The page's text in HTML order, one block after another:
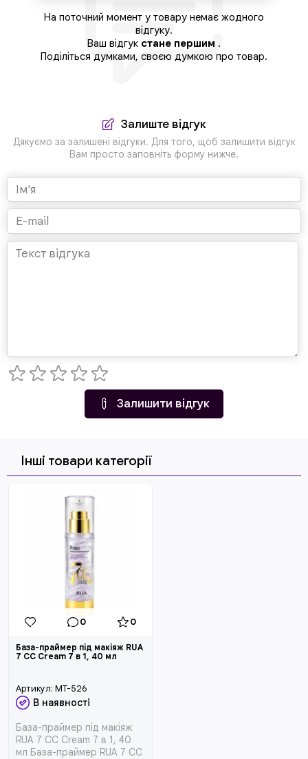
На поточний момент у товару немає жодного
відгуку.
Ваш відгук стане першим .
Поділіться думками, своєю думкою про товар.
Залиште відгук
Дякуємо за залишені відгуки. Для того, щоб залишити відгук
Вам просто заповніть форму нижче.
Залишити відгук
Інші товари категорії
0 0
База-праймер під макіяж RUA
7 CC Cream 7 в 1, 40 мл
Артикул: MT-526
В наявності
База-праймер під макіяж
RUA 7 CC Cream 7 в 1, 40
мл База-праймер RUA 7 CC